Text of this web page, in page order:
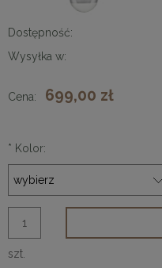
Dostępność:
Wysyłka w:
Cena: 699,00 zł
* Kolor:
szt.